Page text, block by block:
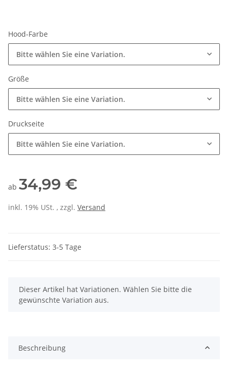
Hood-Farbe
Bitte wählen Sie eine Variation.
Größe
Bitte wählen Sie eine Variation.
Druckseite
Bitte wählen Sie eine Variation.
ab 34,99 €
inkl. 19% USt. , zzgl. Versand
Lieferstatus: 3-5 Tage
x
Dieser Artikel hat Variationen. Wählen Sie bitte die
gewünschte Variation aus.
Beschreibung